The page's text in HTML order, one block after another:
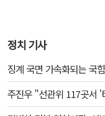
정치 기사
징계 국면 가속화되는 국